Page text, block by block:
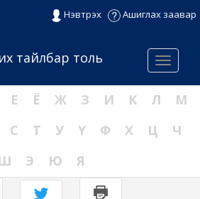
Нэвтрэх Ашиглах заавар
Menu
тайлбар толь
Е Ё Ж З И К Л
М
С Т У Ү Ф Х Ц
Ч
Э Ю Я